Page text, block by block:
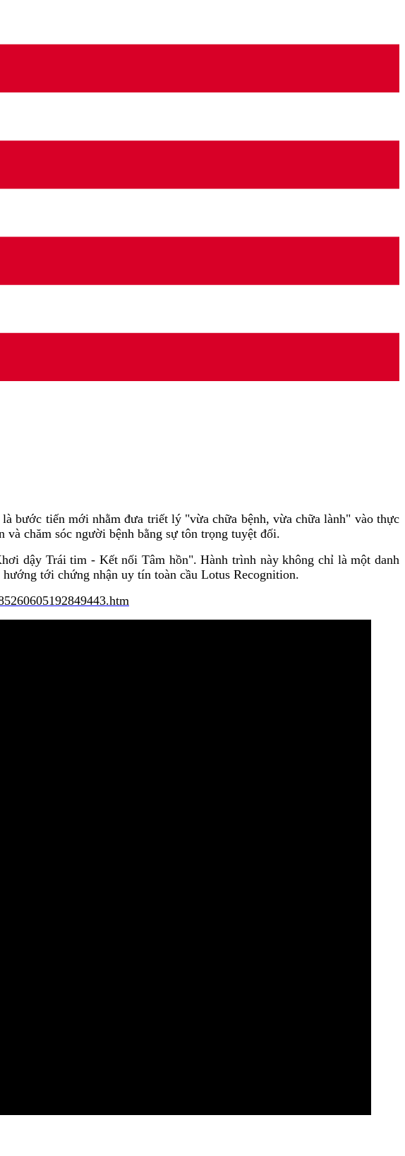
bước tiến mới nhằm đưa triết lý "vừa chữa bệnh, vừa chữa lành" vào thực
chăm sóc người bệnh bằng sự tôn trọng tuyệt đối.
dậy Trái tim - Kết nối Tâm hồn". Hành trình này không chỉ là một danh
tới chứng nhận uy tín toàn cầu Lotus Recognition.